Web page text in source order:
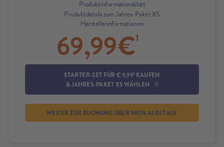
Produktinformationsblatt
Produktdetails zum Jahres-Paket XS
Herstellerinformationen
69,99€1
STARTER-SET FÜR € 9,991 KAUFEN
& JAHRES-PAKET XS WÄHLEN
WEITER ZUR BUCHUNG ÜBER MEIN ALDI TALK